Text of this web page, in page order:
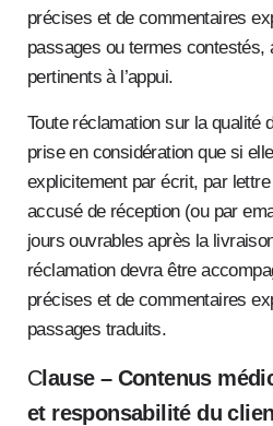
précises et de commentaires
passages ou termes contestés,
pertinents à l’appui.
Toute réclamation sur la qualité
prise en considération que si
explicitement par écrit, par
accusé de réception (ou par
jours ouvrables après la
réclamation devra être
précises et de commentaires
passages traduits.
Clause – Contenus
et responsabilité du